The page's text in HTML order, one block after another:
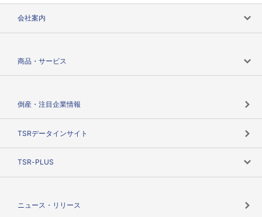
会社案内
商品・サービス
倒産・注目企業情報
TSRデータインサイト
TSR-PLUS
ニュース・リリース